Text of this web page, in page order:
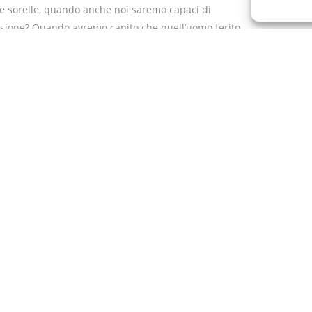
quando anche noi saremo capaci di
Quando avremo capito che quell’uomo ferito